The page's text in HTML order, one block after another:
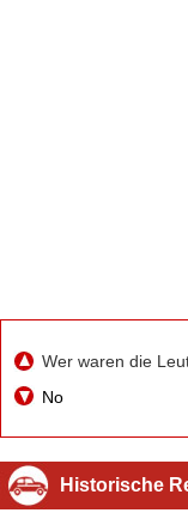
Wer waren die
No
Historische